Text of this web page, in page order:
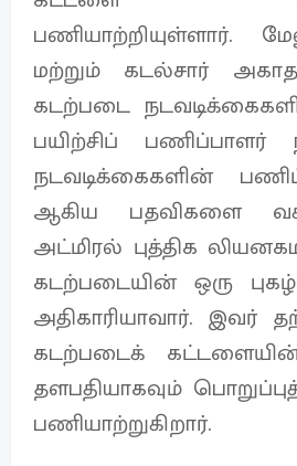
பணியாற்றியுள்ளார்.
மற்றும் கடல்சார்
கடற்படை
பயிற்சிப் பணிப்பாளர்
நடவடிக்கைகளின்
ஆகிய பதவிகளை
அட்மிரல் புத்திக
கடற்படையின் ஒரு
அதிகாரியாவார். இவர்
கடற்படைக் கட்டளையின்
தளபதியாகவும்
பணியாற்றுகிறார்.